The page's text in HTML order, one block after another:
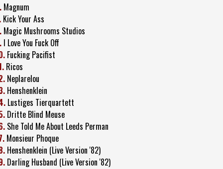
Magnum
Kick Your Ass
Magic Mushrooms Studios
I Love You Fuck Off
Fucking Pacifist
Ricos
Neplarelou
Henshenklein
Lustiges Tierquartett
Dritte Blind Meuse
She Told Me About Leeds Perman
Monsieur Phoque
Henshenklein (Live Version '82)
Darling Husband (Live Version '82)